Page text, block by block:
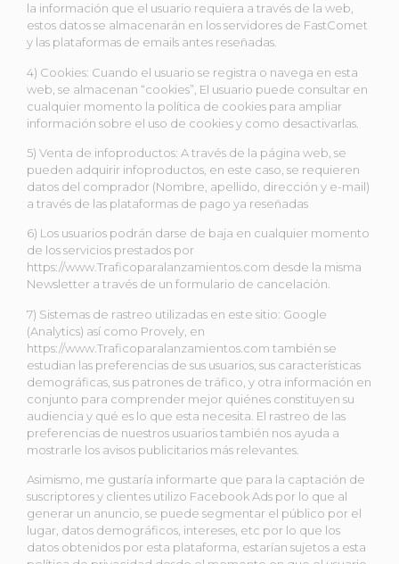
la información que el usuario requiera a través de la web,
estos datos se almacenarán en los servidores de FastComet
y las plataformas de emails antes reseñadas.
4) Cookies: Cuando el usuario se registra o navega en esta
web, se almacenan “cookies”, El usuario puede consultar en
cualquier momento la política de cookies para ampliar
información sobre el uso de cookies y como desactivarlas.
5) Venta de infoproductos: A través de la página web, se
pueden adquirir infoproductos, en este caso, se requieren
datos del comprador (Nombre, apellido, dirección y e-mail)
a través de las plataformas de pago ya reseñadas
6) Los usuarios podrán darse de baja en cualquier momento
de los servicios prestados por
https://www.Traficoparalanzamientos.com desde la misma
Newsletter a través de un formulario de cancelación.
7) Sistemas de rastreo utilizadas en este sitio: Google
(Analytics) así como Provely, en
https://www.Traficoparalanzamientos.com también se
estudian las preferencias de sus usuarios, sus características
demográficas, sus patrones de tráfico, y otra información en
conjunto para comprender mejor quiénes constituyen su
audiencia y qué es lo que esta necesita. El rastreo de las
preferencias de nuestros usuarios también nos ayuda a
mostrarle los avisos publicitarios más relevantes.
Asimismo, me gustaría informarte que para la captación de
suscriptores y clientes utilizo Facebook Ads por lo que al
generar un anuncio, se puede segmentar el público por el
lugar, datos demográficos, intereses, etc por lo que los
datos obtenidos por esta plataforma, estarían sujetos a esta